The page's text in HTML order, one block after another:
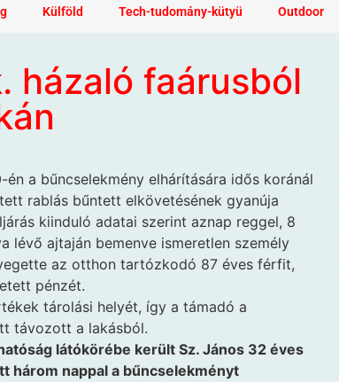
Külföld Tech-tudomány-kütyü Outdoor
házaló faárusból
én a bűncselekmény elhárítására idős koránál
rablás bűntett elkövetésének gyanúja
kiinduló adatai szerint aznap reggel, 8
lévő ajtaján bemenve ismeretlen személy
az otthon tartózkodó 87 éves férfit,
pénzét.
tárolási helyét, így a támadó a
távozott a lakásból.
látókörébe került Sz. János 32 éves
három nappal a bűncselekményt